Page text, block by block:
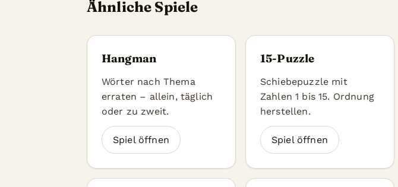
Ähnliche Spiele
Hangman
Wörter nach Thema
erraten – allein, täglich
oder zu zweit.
Spiel öffnen
15-Puzzle
Schiebepuzzle mit
Zahlen 1 bis 15. Ordnung
herstellen.
Spiel öffnen